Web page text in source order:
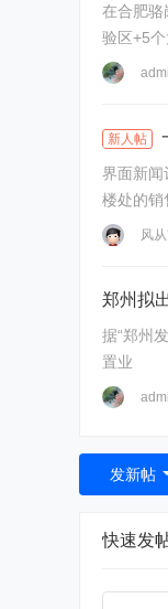
在合肥骆岗
新人帖
界面新闻记者 | 王婷婷 界面新闻编辑 | 李慎 这个春天，中国一线城市的楼市
楼处的销
风
郑州拟
据“郑州发
发新帖
快速发